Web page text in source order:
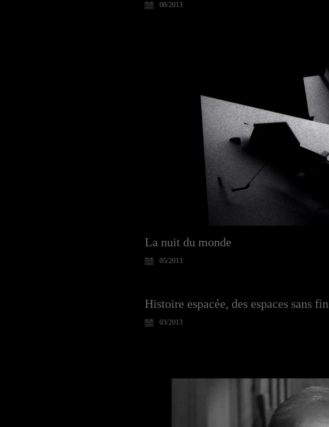
08/2013
La nuit du monde
05/2013
Histoire espacée, des espaces sans fin
03/2013